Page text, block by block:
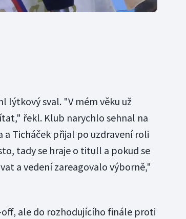
lýtkový sval. "V mém věku už
řekl. Klub narychlo sehnal na
a Ticháček přijal po uzdravení roli
tady se hraje o titull a pokud se
a vedení zareagovalo výborně,"
ale do rozhodujícího finále proti